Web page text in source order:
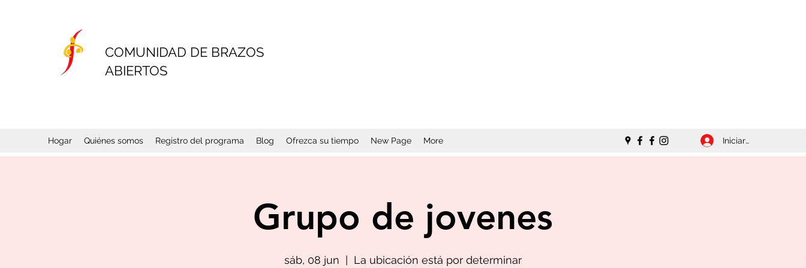
COMUNIDAD DE BRAZOS
ABIERTOS
Hogar Quiénes somos Registro del programa Blog Ofrezca su tiempo New Page More Iniciar sesión
Grupo de jovenes
sáb, 08 jun La ubicación está por determinar